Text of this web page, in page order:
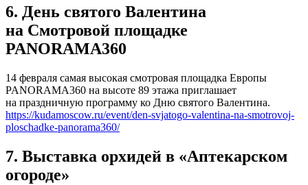
6. День святого Валентина
на Смотровой площадке
PANORAMA360
14 февраля самая высокая смотровая площадка Европы
PANORAMA360 на высоте 89 этажа приглашает
на праздничную программу ко Дню святого Валентина.
https://kudamoscow.ru/event/den-svjatogo-valentina-na-smotrovoj-
ploschadke-panorama360/
7. Выставка орхидей в «Аптекарском
огороде»